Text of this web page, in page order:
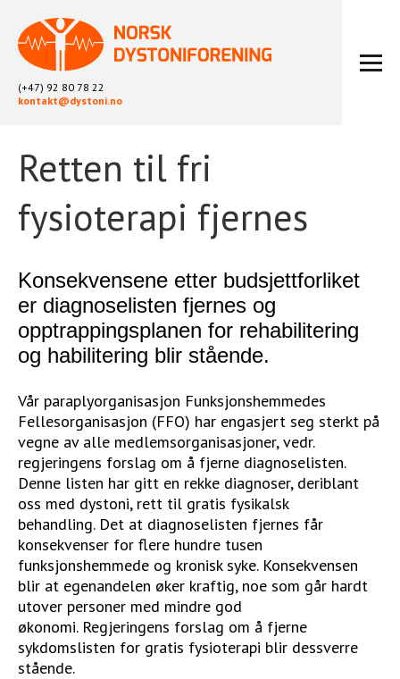
(+47) 92 80 78 22
kontakt@dystoni.no
HJEM
LOKALLAG
BLI MEDLEM
KONTAKT
KALENDER
FYSIOTERAPI
STØTT VÅRT ARBEID
Retten til fri
fysioterapi fjernes
Konsekvensene etter budsjettforliket
er diagnoselisten fjernes og
opptrappingsplanen for rehabilitering
og habilitering blir stående.
Vår paraplyorganisasjon Funksjonshemmedes
Fellesorganisasjon (FFO) har engasjert seg sterkt på
vegne av alle medlemsorganisasjoner, vedr.
regjeringens forslag om å fjerne diagnoselisten.
Denne listen har gitt en rekke diagnoser, deriblant
oss med dystoni, rett til gratis fysikalsk
behandling. Det at diagnoselisten fjernes får
konsekvenser for flere hundre tusen
funksjonshemmede og kronisk syke. Konsekvensen
blir at egenandelen øker kraftig, noe som går hardt
utover personer med mindre god
økonomi. Regjeringens forslag om å fjerne
sykdomslisten for gratis fysioterapi blir dessverre
stående.